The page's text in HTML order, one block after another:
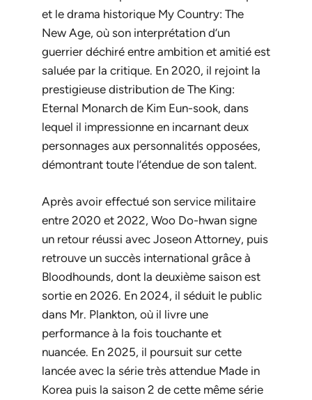
et le drama historique My Country: The
New Age, où son interprétation d’un
guerrier déchiré entre ambition et amitié est
saluée par la critique. En 2020, il rejoint la
prestigieuse distribution de The King:
Eternal Monarch de Kim Eun-sook, dans
lequel il impressionne en incarnant deux
personnages aux personnalités opposées,
démontrant toute l’étendue de son talent.
Après avoir effectué son service militaire
entre 2020 et 2022, Woo Do-hwan signe
un retour réussi avec Joseon Attorney, puis
retrouve un succès international grâce à
Bloodhounds, dont la deuxième saison est
sortie en 2026. En 2024, il séduit le public
dans Mr. Plankton, où il livre une
performance à la fois touchante et
nuancée. En 2025, il poursuit sur cette
lancée avec la série très attendue Made in
Korea puis la saison 2 de cette même série